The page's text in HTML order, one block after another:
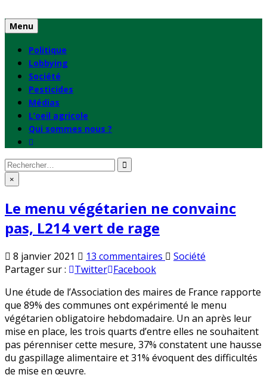
to
content
Menu
Politique
Lobbying
Société
Pesticides
Médias
L’oeil agricole
Qui sommes nous ?
Rechercher
: ×
Le menu végétarien ne convainc
pas, L214 vert de rage
8 janvier 2021 13 commentaires sur
végétarien
ne
convainc
pas,
L214
vert
Publié
Société
Partager sur :
Twitter Facebook
Une étude de l’Association des maires de France rapporte
que 89% des communes ont expérimenté le menu
végétarien obligatoire hebdomadaire. Un an après leur
mise en place, les trois quarts d’entre elles ne souhaitent
pas pérenniser cette mesure, 37% constatent une hausse
du gaspillage alimentaire et 31% évoquent des difficultés
de mise en œuvre.